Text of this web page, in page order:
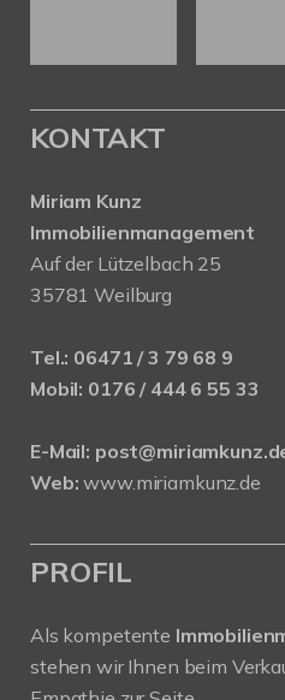
KONTAKT
Miriam Kunz
Immobilienmanagement
Auf der Lützelbach 25
35781 Weilburg
Tel.: 06471 / 3 79 68 9
Mobil: 0176 / 444 6 55 33
E-Mail:
Web: www.miriamkunz.de
PROFIL
Als kompetente
stehen wir Ihnen beim